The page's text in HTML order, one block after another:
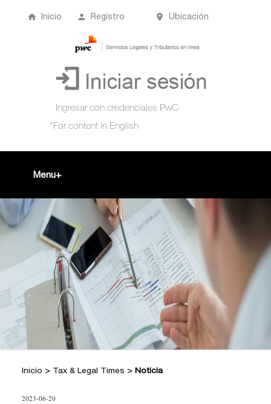
Inicio Registro Ubicación
Menu
Acompañamiento Tributario Virtual +
¿Qué es?
Perfil de usuario
Hacer Pregunta
Posiciones Tributarias PwC
Preguntas Frecuentes
Comprar
Biblioteca Virtual
Doctrina DIAN
Jurisprudencia Corte Constitucional
Jurisprudencia Consejo de Estado
Convenios para evitar la doble
imposición
Estatuto Contable
Estatuto Tributario +
Comprar
2026
Anteriores
Tax & Legal Times * +
Personas naturales, Tributación
Inicio > Tax & Legal Times > Noticia
2023-06-20